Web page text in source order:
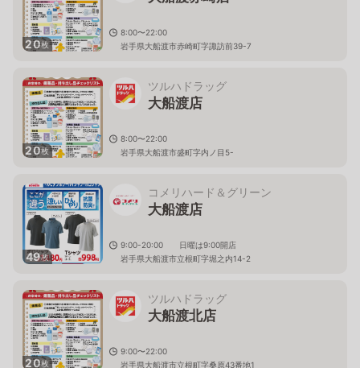
20枚
8:00〜22:00
岩手県大船渡市赤崎町字諏訪前39-7
20枚
ツルハドラッグ
大船渡店
8:00〜22:00
岩手県大船渡市盛町字内ノ目5-
49枚
コメリハード＆グリーン
大船渡店
9:00-20:00 日曜は9:00開店
岩手県大船渡市立根町字堀之内14-2
20枚
ツルハドラッグ
大船渡北店
9:00〜22:00
岩手県大船渡市立根町字桑原43番地1